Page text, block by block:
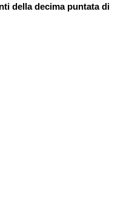
della decima puntata di